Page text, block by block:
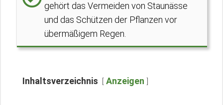
gehört das Vermeiden von Staunässe
und das Schützen der Pflanzen vor
übermäßigem Regen.
Inhaltsverzeichnis Anzeigen